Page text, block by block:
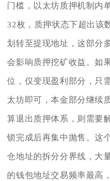
门槛，以太坊质押机制内
32枚，质押状态下超出该
划转至提现地址，这部分
会影响质押挖矿收益。如
位，仅变现盈利部分，只
太坊即可，本金部分继续
算退出质押体系，则需要
锁完成后再集中抛售。这
仓地址的拆分分界线，大
的钱包地址交易频率最高